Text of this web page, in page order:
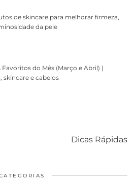
de skincare para melhorar firmeza,
da pele
do Mês (Março e Abril) |
skincare e cabelos
Dicas Rápidas
diários
cabelos